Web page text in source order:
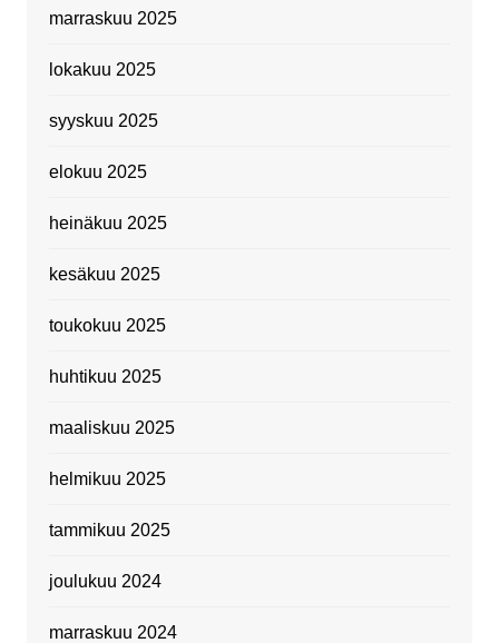
marraskuu 2025
lokakuu 2025
syyskuu 2025
elokuu 2025
heinäkuu 2025
kesäkuu 2025
toukokuu 2025
huhtikuu 2025
maaliskuu 2025
helmikuu 2025
tammikuu 2025
joulukuu 2024
marraskuu 2024